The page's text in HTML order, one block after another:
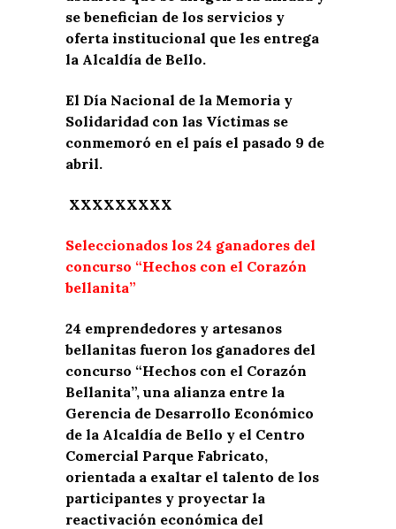
se benefician de los servicios y
oferta institucional que les entrega
la Alcaldía de Bello.
El Día Nacional de la Memoria y
Solidaridad con las Víctimas se
conmemoró en el país el pasado 9 de
abril.
XXXXXXXXX
Seleccionados los 24 ganadores del
concurso “Hechos con el Corazón
bellanita”
24 emprendedores y artesanos
bellanitas fueron los ganadores del
concurso “Hechos con el Corazón
Bellanita”, una alianza entre la
Gerencia de Desarrollo Económico
de la Alcaldía de Bello y el Centro
Comercial Parque Fabricato,
orientada a exaltar el talento de los
participantes y proyectar la
reactivación económica del